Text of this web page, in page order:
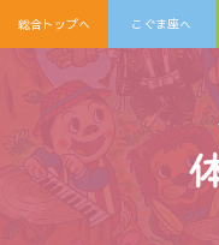
総合トップへ こぐま座へ